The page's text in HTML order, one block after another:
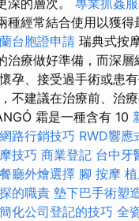
種經常結合使用以獲得
台胞證申請 瑞典式按
治療做好準備，而深
孕、接受過手術或患
不建議在治療前、治
霜是一種含有 10
網路行銷技巧 RWD響應
技巧 商業登記 台中牙
廳外燴選擇 腳 按摩
的職責 墊下巴手術塑
簡化公司登記的技巧 全